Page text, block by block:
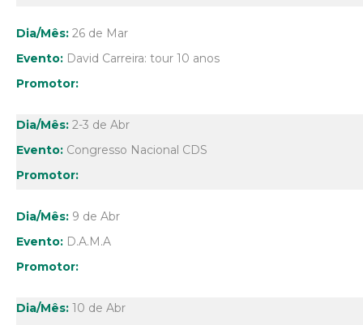
26 de Mar
David Carreira: tour 10 anos
2-3 de Abr
Congresso Nacional CDS
9 de Abr
D.A.M.A
10 de Abr